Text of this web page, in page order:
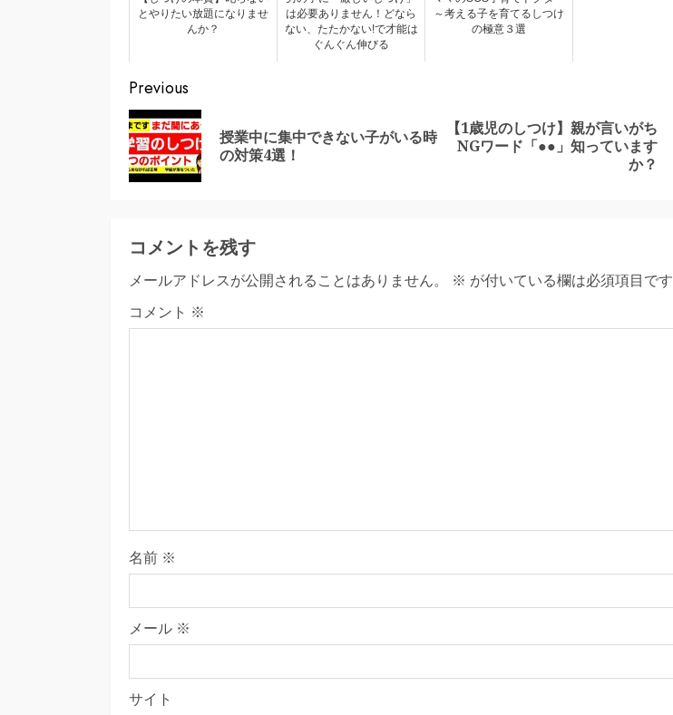
とやりたい放題になりませ
んか？
は必要ありません！どなら
ない、たたかない!で才能は
ぐんぐん伸びる
～考える子を育てるしつけ
の極意３選
Continue
Reading
Previous
Previous
授業中に集中できない子がいる時
の対策4選！
Next
【1歳児のしつけ】親が言いがち
NGワード「●●」知っています
か？
コメントを残す
メールアドレスが公開されることはありません。 ※ が付いている欄は必須項目です
コメント ※
名前 ※
メール ※
サイト